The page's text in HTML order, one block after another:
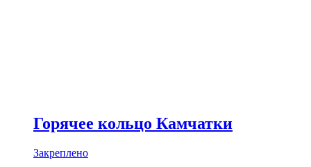
Горячее кольцо Камчатки
Закреплено